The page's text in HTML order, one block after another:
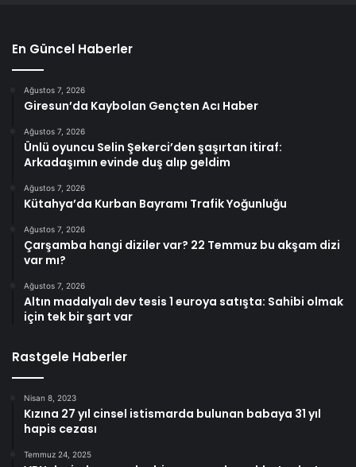
En Güncel Haberler
Ağustos 7, 2026
Giresun’da Kaybolan Gençten Acı Haber
Ağustos 7, 2026
Ünlü oyuncu Selin Şekerci’den şaşırtan itiraf:
Arkadaşımın evinde duş alıp geldim
Ağustos 7, 2026
Kütahya’da Kurban Bayramı Trafik Yoğunluğu
Ağustos 7, 2026
Çarşamba hangi diziler var? 22 Temmuz bu akşam dizi
var mı?
Ağustos 7, 2026
Altın madalyalı dev tesis 1 euroya satışta: Sahibi olmak
için tek bir şart var
Rastgele Haberler
Nisan 8, 2023
Kızına 27 yıl cinsel istismarda bulunan babaya 31 yıl
hapis cezası
Temmuz 24, 2025